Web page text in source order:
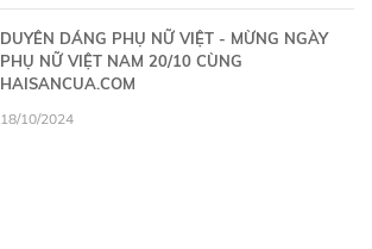
DUYÊN DÁNG PHỤ NỮ VIỆT - MỪNG NGÀY
PHỤ NỮ VIỆT NAM 20/10 CÙNG
HAISANCUA.COM
18/10/2024